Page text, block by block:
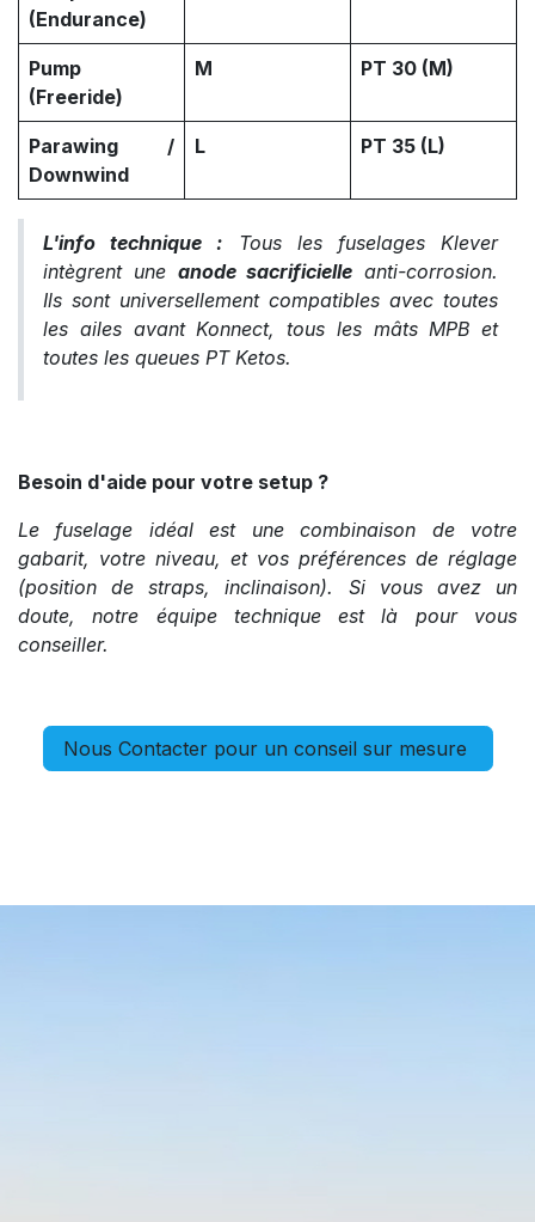
(Endurance)
Pump
(Freeride)
M PT 30 (M)
Parawing /
Downwind
L PT 35 (L)
L'info technique : Tous les fuselages Klever
intègrent une anode sacrificielle anti-corrosion.
Ils sont universellement compatibles avec toutes
les ailes avant Konnect, tous les mâts MPB et
toutes les queues PT Ketos.
Besoin d'aide pour votre setup ?
Le fuselage idéal est une combinaison de votre
gabarit, votre niveau, et vos préférences de réglage
(position de straps, inclinaison). Si vous avez un
doute, notre équipe technique est là pour vous
conseiller.
Nous Contacter pour un conseil sur mesure